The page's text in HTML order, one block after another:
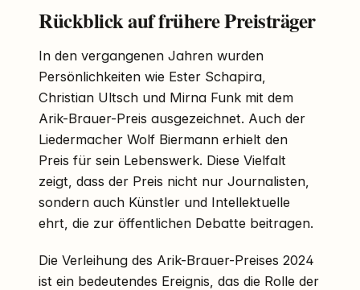
Rückblick auf frühere Preisträger
In den vergangenen Jahren wurden
Persönlichkeiten wie Ester Schapira,
Christian Ultsch und Mirna Funk mit dem
Arik-Brauer-Preis ausgezeichnet. Auch der
Liedermacher Wolf Biermann erhielt den
Preis für sein Lebenswerk. Diese Vielfalt
zeigt, dass der Preis nicht nur Journalisten,
sondern auch Künstler und Intellektuelle
ehrt, die zur öffentlichen Debatte beitragen.
Die Verleihung des Arik-Brauer-Preises 2024
ist ein bedeutendes Ereignis, das die Rolle der